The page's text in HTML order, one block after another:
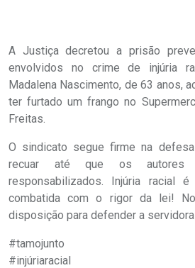
A Justiça decretou a prisão
envolvidos no crime de injúria
Madalena Nascimento, de 63 anos,
ter furtado um frango no
Freitas.
O sindicato segue firme na
recuar até que os autores
responsabilizados. Injúria racial
combatida com o rigor da lei!
disposição para defender a
#tamojunto
#injúriaracial